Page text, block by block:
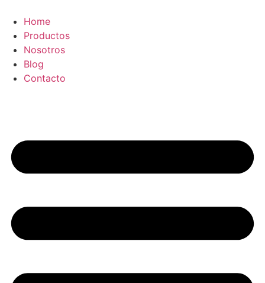
contenido
Home
Productos
Nosotros
Blog
Contacto